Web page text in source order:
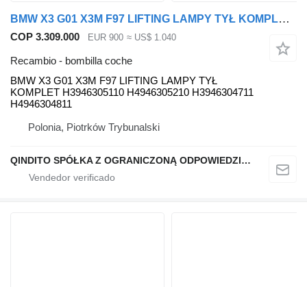
BMW X3 G01 X3M F97 LIFTING LAMPY TYŁ KOMPLET H3946305110 H4946305210 BMW bombilla coche para BMW BMW X3 G01 X3M F97 LIFTING LAMPY TYŁ KOMPLET H3946305110 H4946305210 H3946304711 H4946304811 coche
COP 3.309.000 EUR 900 ≈ US$ 1.040
Recambio - bombilla coche
BMW X3 G01 X3M F97 LIFTING LAMPY TYŁ
KOMPLET H3946305110 H4946305210 H3946304711
H4946304811
Polonia, Piotrków Trybunalski
QINDITO SPÓŁKA Z OGRANICZONĄ ODPOWIEDZIALNOŚCIĄ